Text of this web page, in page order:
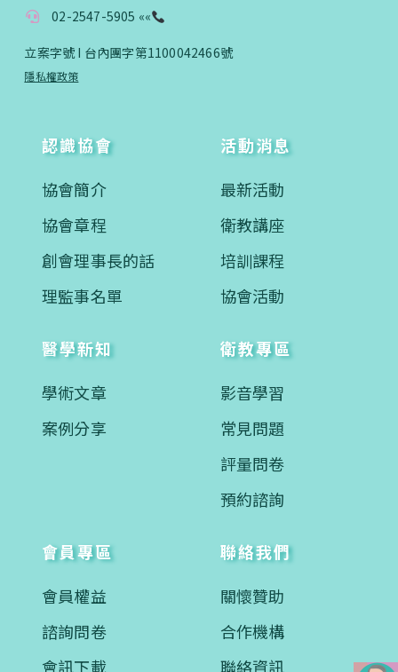
02-2547-5905 ««
立案字號 I 台內團字第1100042466號
隱私權政策
認識協會
協會簡介
協會章程
創會理事長的話
理監事名單
活動消息
最新活動
衛教講座
培訓課程
協會活動
醫學新知
學術文章
案例分享
衛教專區
影音學習
常見問題
評量問卷
預約諮詢
會員專區
會員權益
諮詢問卷
會訊下載
聯絡我們
關懷贊助
合作機構
聯絡資訊